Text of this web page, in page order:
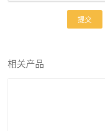
提交
相关产品